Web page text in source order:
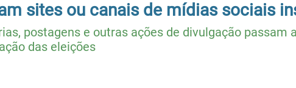
sites ou canais de mídias sociais
postagens e outras ações de divulgação passam
das eleições